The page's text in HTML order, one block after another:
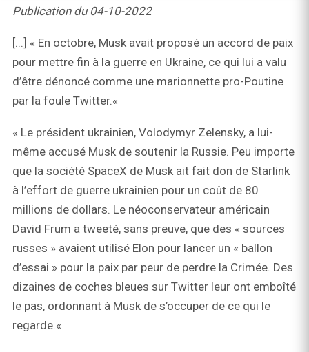
Publication du 04-10-2022
[...] « En octobre, Musk avait proposé un accord de paix
pour mettre fin à la guerre en Ukraine, ce qui lui a valu
d’être dénoncé comme une marionnette pro-Poutine
par la foule Twitter.«
« Le président ukrainien, Volodymyr Zelensky, a lui-
même accusé Musk de soutenir la Russie. Peu importe
que la société SpaceX de Musk ait fait don de Starlink
à l’effort de guerre ukrainien pour un coût de 80
millions de dollars. Le néoconservateur américain
David Frum a tweeté, sans preuve, que des « sources
russes » avaient utilisé Elon pour lancer un « ballon
d’essai » pour la paix par peur de perdre la Crimée. Des
dizaines de coches bleues sur Twitter leur ont emboîté
le pas, ordonnant à Musk de s’occuper de ce qui le
regarde.«